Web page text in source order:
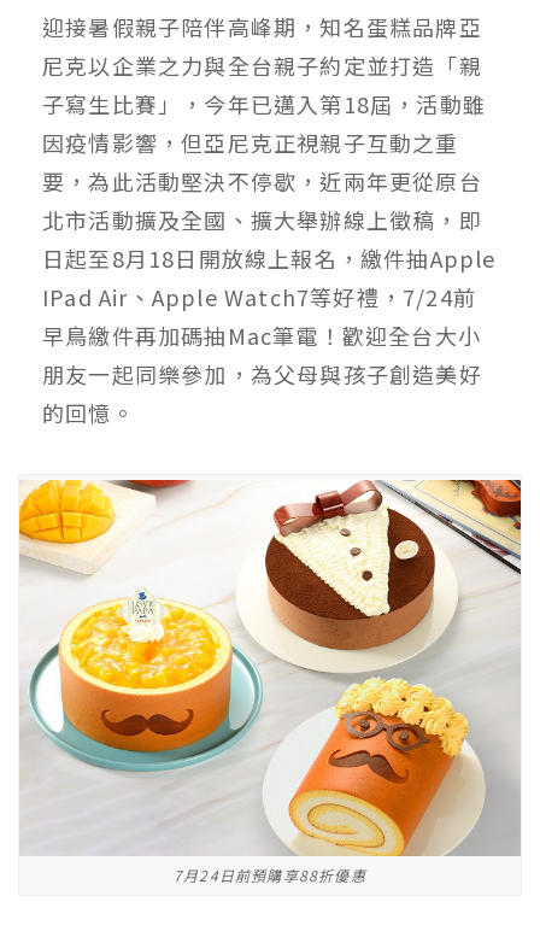
迎接暑假親子陪伴高峰期，知名蛋糕品牌亞
尼克以企業之力與全台親子約定並打造「親
子寫生比賽」，今年已邁入第18屆，活動雖
因疫情影響，但亞尼克正視親子互動之重
要，為此活動堅決不停歇，近兩年更從原台
北市活動擴及全國、擴大舉辦線上徵稿，即
日起至8月18日開放線上報名，繳件抽Apple
IPad Air、Apple Watch7等好禮，7/24前
早鳥繳件再加碼抽Mac筆電！歡迎全台大小
朋友一起同樂參加，為父母與孩子創造美好
的回憶。
7月24日前預購享88折優惠